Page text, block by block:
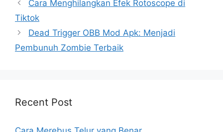
Cara Menghilangkan Efek Rotoscope di
Tiktok
Dead Trigger OBB Mod Apk: Menjadi
Pembunuh Zombie Terbaik
Recent Post